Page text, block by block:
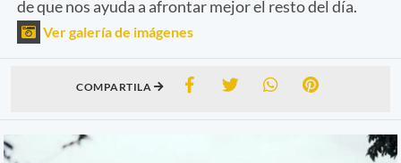
de que nos ayuda a afrontar mejor el resto del día.
Ver galería de imágenes
COMPARTILA